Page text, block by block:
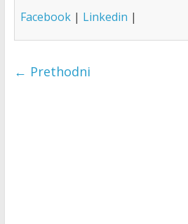
Facebook| Linkedin |
← Prethodni